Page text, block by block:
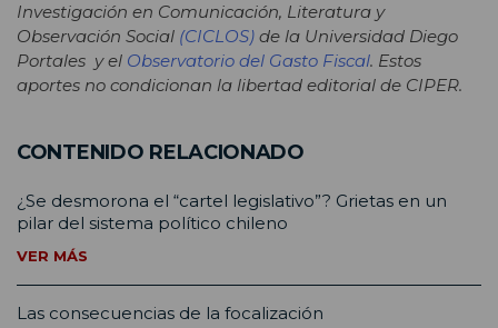
Investigación en Comunicación, Literatura y
Observación Social (CICLOS) de la Universidad Diego
Portales y el Observatorio del Gasto Fiscal. Estos
aportes no condicionan la libertad editorial de CIPER.
CONTENIDO RELACIONADO
¿Se desmorona el “cartel legislativo”? Grietas en un
pilar del sistema político chileno
VER MÁS
Las consecuencias de la focalización